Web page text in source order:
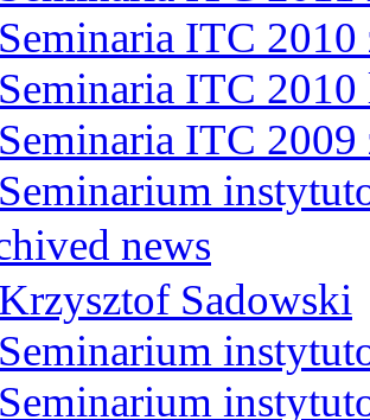
Seminaria ITC 2010
Seminaria ITC 2010
Seminaria ITC 2009
Seminarium
news
Krzysztof Sadowski
Seminarium
Seminarium